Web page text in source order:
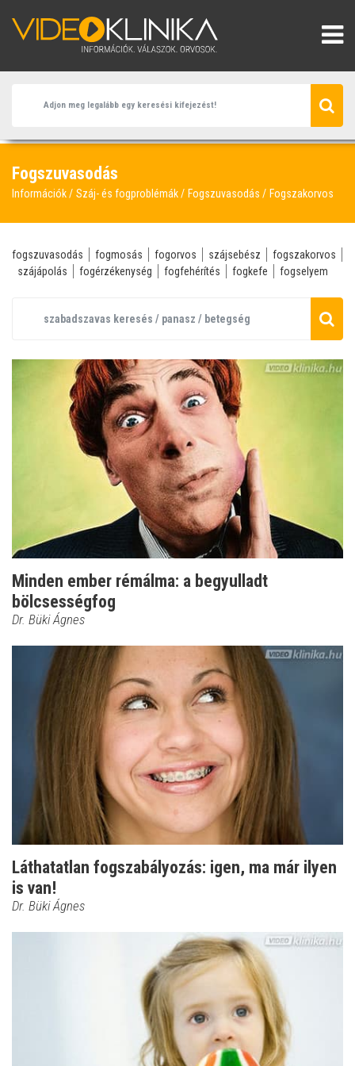
Fogszuvasodás
Információk Száj- és fogproblémák Fogszuvasodás Fogszakorvos
fogszuvasodás fogmosás fogorvos szájsebész
fogszakorvos
szájápolás
fogérzékenység fogfehérítés fogkefe fogselyem
Minden ember rémálma: a begyulladt
bölcsességfog
Dr. Büki Ágnes
Láthatatlan fogszabályozás: igen, ma már ilyen
is van!
Dr. Büki Ágnes